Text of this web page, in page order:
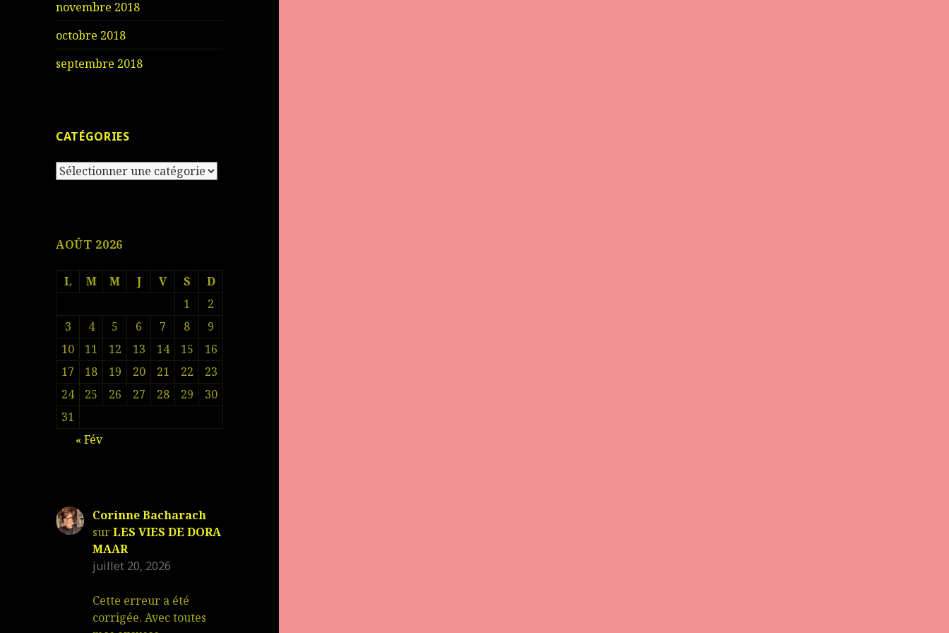
novembre 2018
octobre 2018
septembre 2018
CATÉGORIES
Catégories
AOÛT 2026
L M M J V S
D
1
2
3
4 5 6 7 8
9
10
11 12 13 14 15
16
17
18 19 20 21 22
23
24
25 26 27 28 29
30
31
« Fév
Corinne Bacharach
surLES VIES DE DORA
MAAR
juillet 20, 2026
Cette erreur a été
corrigée. Avec toutes